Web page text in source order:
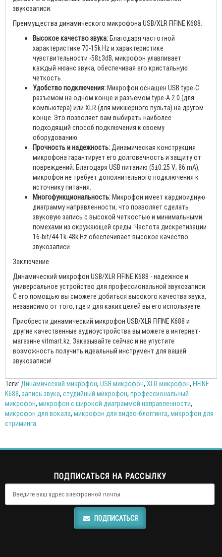
звукозаписи.
Преимущества динамического микрофона USB/XLR FIFINE K688:
Высокое качество звука:Благодаря частотной
характеристике 70-15k Hz и характеристике
чувствительности -58±3dB, микрофон улавливает
каждый нюанс звука, обеспечивая его кристальную
четкость.
Удобство подключения:Микрофон оснащен USB type-C
разъемом на одном конце и разъемом type-A 2.0 (для
компьютера) или XLR (для микшерного пульта) на другом
конце. Это позволяет вам выбирать наиболее
подходящий способ подключения к своему
оборудованию.
Прочность и надежность:Динамическая конструкция
микрофона гарантирует его долговечность и защиту от
повреждений. Благодаря USB питанию (5±0.25 V; 86 mA),
микрофон не требует дополнительного подключения к
источнику питания.
Многофункциональность:Микрофон имеет кардиоидную
диаграмму направленности, что позволяет сделать
звуковую запись с высокой четкостью и минимальными
помехами из окружающей среды. Частота дискретизации
16-bit/44.1k-48k Hz обеспечивает высокое качество
звукозаписи.
Заключение
Динамический микрофон USB/XLR FIFINE K688 - надежное и
универсальное устройство для профессиональной звукозаписи.
С его помощью вы сможете добиться высокого качества звука,
независимо от того, где и для каких целей вы его используете.
Приобрести динамический микрофон USB/XLR FIFINE K688 и
другие качественные аудиоустройства вы можете в интернет-
магазине vitmart.kz. Заказывайте сейчас и не упустите
возможность получить идеальный инструмент для вашей
звукозаписи!
Теги: Динамический микрофон, USB микрофон, XLR микрофон, FIFINE
K688, запись звука, студийный микрофон, профессиональный
микрофон, микрофон с широкой диаграммой направленности,
микрофон для вокала, микрофон для видео-блоггинга, микрофон для
стриминга.
ПОДПИСАТЬСЯ НА РАССЫЛКУ
ПОДПИСАТЬСЯ